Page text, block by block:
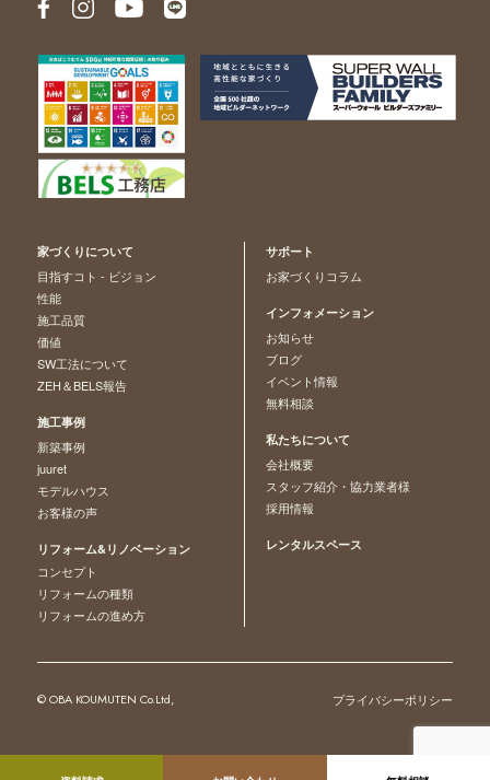
家づくりについて
目指すコト - ビジョン
性能
施工品質
価値
SW工法について
ZEH＆BELS報告
施工事例
新築事例
juuret
モデルハウス
お客様の声
リフォーム&リノベーション
コンセプト
リフォームの種類
リフォームの進め方
サポート
お家づくりコラム
インフォメーション
お知らせ
ブログ
イベント情報
無料相談
私たちについて
会社概要
スタッフ紹介・協力業者様
採用情報
レンタルスペース
© OBA KOUMUTEN Co.Ltd, プライバシーポリシー